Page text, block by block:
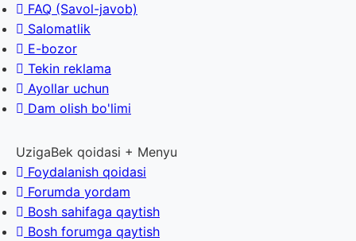
FAQ (Savol-javob)
Salomatlik
E-bozor
Tekin reklama
Ayollar uchun
Dam olish bo'limi
UzigaBek qoidasi + Menyu
Foydalanish qoidasi
Forumda yordam
Bosh sahifaga qaytish
Bosh forumga qaytish